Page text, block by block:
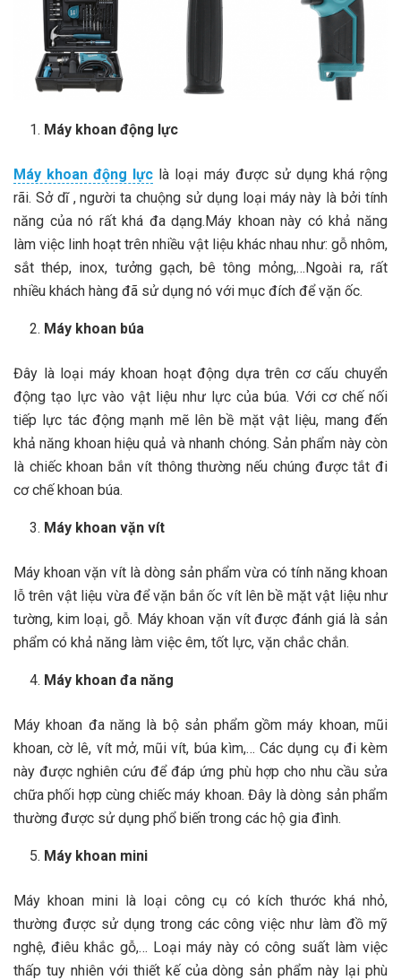
Máy khoan động lực
Máy khoan động lực là loại máy được sử dụng khá rộng
rãi. Sở dĩ , người ta chuộng sử dụng loại máy này là bởi tính
năng của nó rất khá đa dạng.Máy khoan này có khả năng
làm việc linh hoạt trên nhiều vật liệu khác nhau như: gỗ nhôm,
sắt thép, inox, tưởng gạch, bê tông mỏng,…Ngoài ra, rất
nhiều khách hàng đã sử dụng nó với mục đích để vặn ốc.
Máy khoan búa
Đây là loại máy khoan hoạt động dựa trên cơ cấu chuyển
động tạo lực vào vật liệu như lực của búa. Với cơ chế nối
tiếp lực tác động mạnh mẽ lên bề mặt vật liệu, mang đến
khả năng khoan hiệu quả và nhanh chóng. Sản phẩm này còn
là chiếc khoan bắn vít thông thường nếu chúng được tắt đi
cơ chế khoan búa.
Máy khoan vặn vít
Máy khoan vặn vít là dòng sản phẩm vừa có tính năng khoan
lỗ trên vật liệu vừa để vặn bắn ốc vít lên bề mặt vật liệu như
tường, kim loại, gỗ. Máy khoan vặn vít được đánh giá là sản
phẩm có khả năng làm việc êm, tốt lực, vặn chắc chắn.
Máy khoan đa năng
Máy khoan đa năng là bộ sản phẩm gồm máy khoan, mũi
khoan, cờ lê, vít mở, mũi vít, búa kìm,… Các dụng cụ đi kèm
này được nghiên cứu để đáp ứng phù hợp cho nhu cầu sửa
chữa phối hợp cùng chiếc máy khoan. Đây là dòng sản phẩm
thường được sử dụng phổ biến trong các hộ gia đình.
Máy khoan mini
Máy khoan mini là loại công cụ có kích thước khá nhỏ,
thường được sử dụng trong các công việc như làm đồ mỹ
nghệ, điêu khắc gỗ,… Loại máy này có công suất làm việc
thấp tuy nhiên với thiết kế của dòng sản phẩm này lại phù